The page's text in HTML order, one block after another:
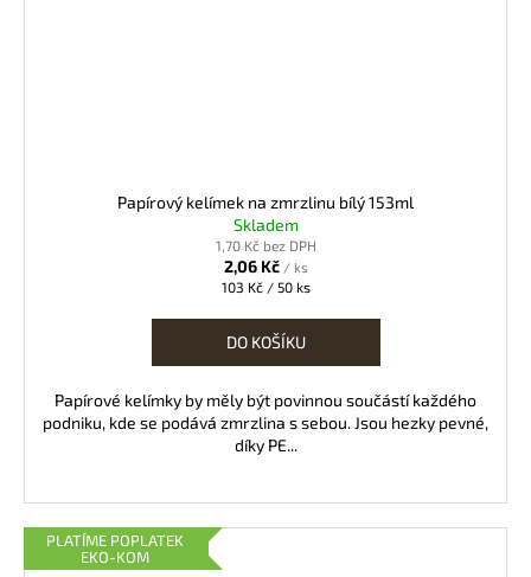
Papírový kelímek na zmrzlinu bílý 153ml
Skladem
1,70 Kč bez DPH
2,06 Kč / ks
Měrná
103 Kč / 50 ks
DO KOŠÍKU
Papírové kelímky by měly být povinnou součástí každého
podniku, kde se podává zmrzlina s sebou. Jsou hezky pevné,
díky PE...
PLATÍME POPLATEK
EKO-KOM